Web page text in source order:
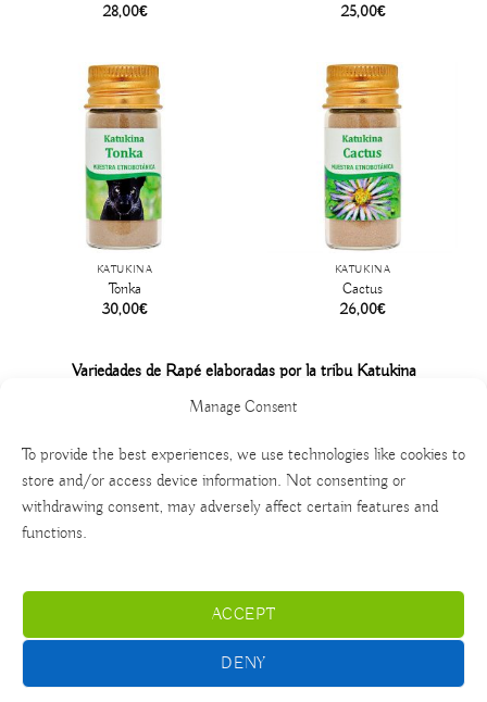
Manage Consent
To provide the best experiences, we use technologies like cookies to
store and/or access device information. Not consenting or
withdrawing consent, may adversely affect certain features and
functions.
ACCEPT
DENY
28,00€
25,00€
KATUKINA
Tonka
30,00€
KATUKINA
Cactus
26,00€
Variedades de Rapé elaboradas por la tribu Katukina
English Español Deutsch
Italiano
polski